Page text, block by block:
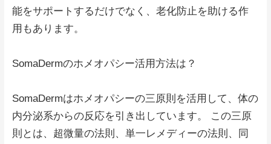
能をサポートするだけでなく、老化防止を助ける作
用もあります。
SomaDermのホメオパシー活用方法は？
SomaDermはホメオパシーの三原則を活用して、体の
内分泌系からの反応を引き出しています。 この三原
則とは、超微量の法則、単一レメディーの法則、同